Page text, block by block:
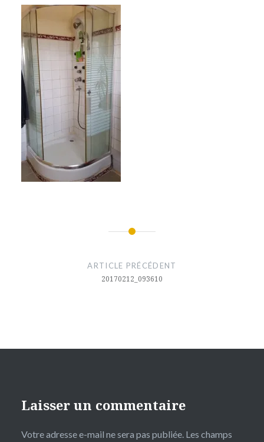
ARTICLE PRÉCÉDENT
20170212_093610
Laisser un commentaire
Votre adresse e-mail ne sera pas publiée. Les champs